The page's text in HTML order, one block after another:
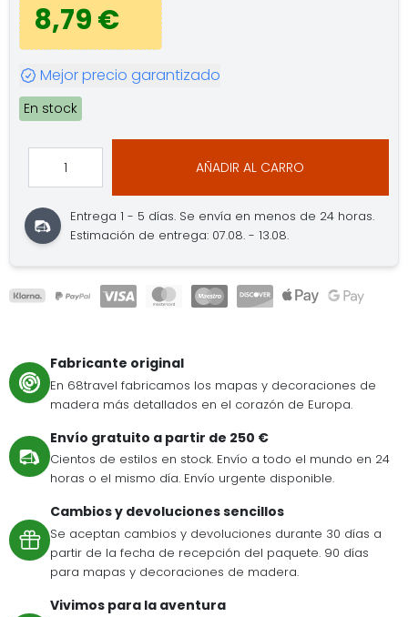
8,79 €
Mejor precio garantizado
En stock
AÑADIR AL CARRO
Entrega 1 - 5 días. Se envía en menos de 24 horas.
Estimación de entrega: 07.08. - 13.08.
Fabricante original
En 68travel fabricamos los mapas y decoraciones de
madera más detallados en el corazón de Europa.
Envío gratuito a partir de 250 €
Cientos de estilos en stock. Envío a todo el mundo en 24
horas o el mismo día. Envío urgente disponible.
Cambios y devoluciones sencillos
Se aceptan cambios y devoluciones durante 30 días a
partir de la fecha de recepción del paquete. 90 días
para mapas y decoraciones de madera.
Vivimos para la aventura